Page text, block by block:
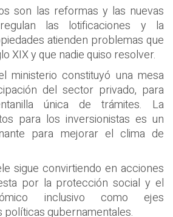
son las reformas y las nuevas
las lotificaciones y la
atienden problemas que
XIX y que nadie quiso resolver.
ministerio constituyó una mesa
del sector privado, para
única de trámites. La
para los inversionistas es un
para mejorar el clima de
sigue convirtiendo en acciones
por la protección social y el
inclusivo como ejes
políticas gubernamentales.